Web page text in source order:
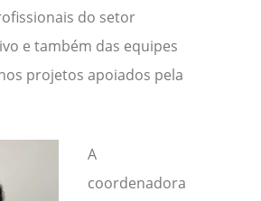
do setor
e também das equipes
projetos apoiados pela
A
coordenadora